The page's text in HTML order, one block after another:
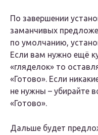
По завершении
заманчивых
по умолчанию,
Если вам нужно ещё
«гляделок» то
«Готово». Если
не нужны – убирайте
«Готово».
Дальше будет